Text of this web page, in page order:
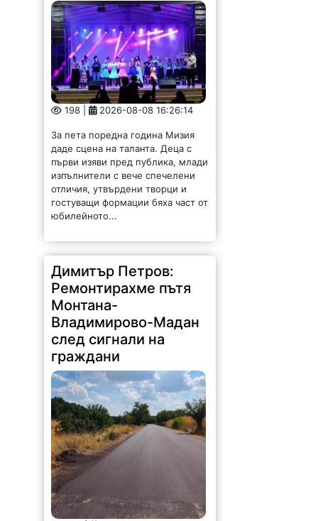
198 | 2026-08-08 16:26:14
За пета поредна година Мизия
даде сцена на таланта. Деца с
първи изяви пред публика, млади
изпълнители с вече спечелени
отличия, утвърдени творци и
гостуващи формации бяха част от
юбилейното...
Димитър Петров:
Ремонтирахме пътя
Монтана-
Владимирово-Мадан
след сигнали на
граждани